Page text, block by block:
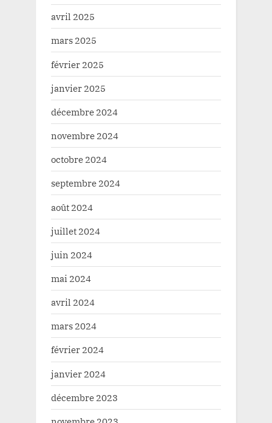
avril 2025
mars 2025
février 2025
janvier 2025
décembre 2024
novembre 2024
octobre 2024
septembre 2024
août 2024
juillet 2024
juin 2024
mai 2024
avril 2024
mars 2024
février 2024
janvier 2024
décembre 2023